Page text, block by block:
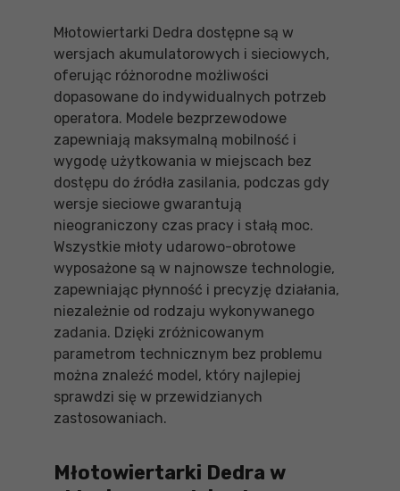
Młotowiertarki Dedra dostępne są w
wersjach akumulatorowych i sieciowych,
oferując różnorodne możliwości
dopasowane do indywidualnych potrzeb
operatora. Modele bezprzewodowe
zapewniają maksymalną mobilność i
wygodę użytkowania w miejscach bez
dostępu do źródła zasilania, podczas gdy
wersje sieciowe gwarantują
nieograniczony czas pracy i stałą moc.
Wszystkie młoty udarowo-obrotowe
wyposażone są w najnowsze technologie,
zapewniając płynność i precyzję działania,
niezależnie od rodzaju wykonywanego
zadania. Dzięki zróżnicowanym
parametrom technicznym bez problemu
można znaleźć model, który najlepiej
sprawdzi się w przewidzianych
zastosowaniach.
Młotowiertarki Dedra w